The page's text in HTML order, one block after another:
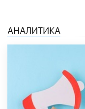
АНАЛИТИКА